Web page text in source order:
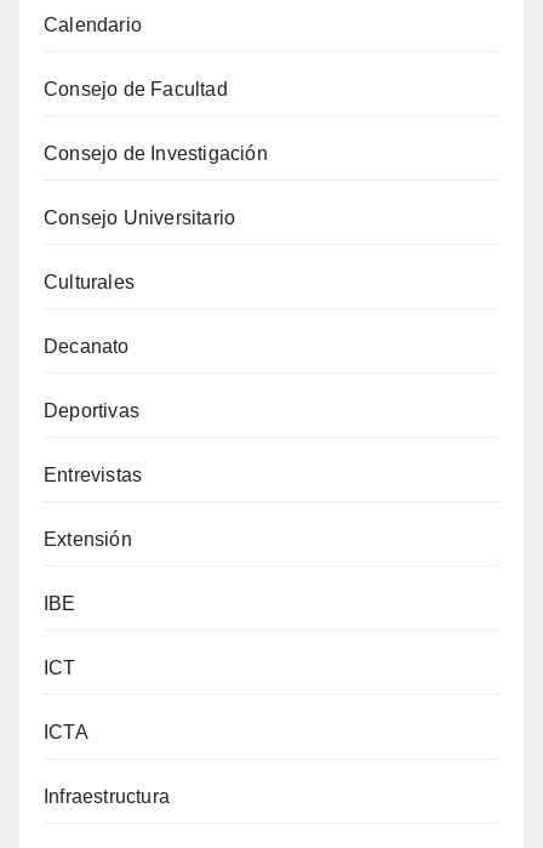
Calendario
Consejo de Facultad
Consejo de Investigación
Consejo Universitario
Culturales
Decanato
Deportivas
Entrevistas
Extensión
IBE
ICT
ICTA
Infraestructura